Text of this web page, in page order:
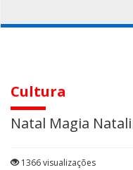
Cultura
Natal Magia
1366 visualizações